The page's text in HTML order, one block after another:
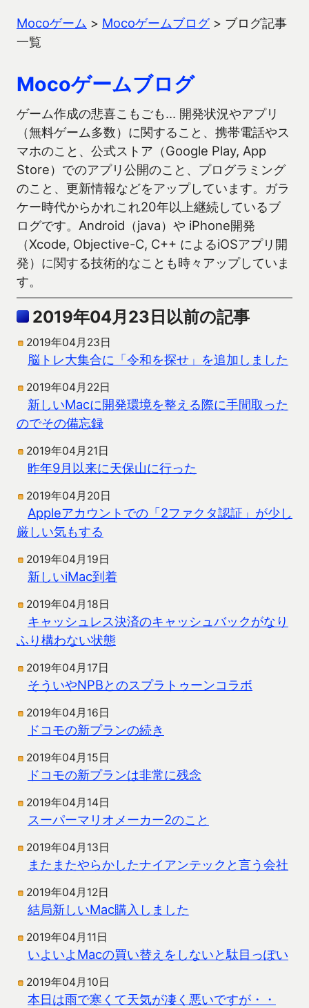
Mocoゲーム > Mocoゲームブログ> ブログ記事
一覧
Mocoゲームブログ
ゲーム作成の悲喜こもごも… 開発状況やアプリ
（無料ゲーム多数）に関すること、携帯電話やス
マホのこと、公式ストア（Google Play, App
Store）でのアプリ公開のこと、プログラミング
のこと、更新情報などをアップしています。ガラ
ケー時代からかれこれ20年以上継続しているブ
ログです。Android（java）や iPhone開発
（Xcode, Objective-C, C++ によるiOSアプリ開
発）に関する技術的なことも時々アップしていま
す。
2019年04月23日以前の記事
2019年04月23日
脳トレ大集合に「令和を探せ」を追加しました
2019年04月22日
新しいMacに開発環境を整える際に手間取った
のでその備忘録
2019年04月21日
昨年9月以来に天保山に行った
2019年04月20日
Appleアカウントでの「2ファクタ認証」が少し
厳しい気もする
2019年04月19日
新しいiMac到着
2019年04月18日
キャッシュレス決済のキャッシュバックがなり
ふり構わない状態
2019年04月17日
そういやNPBとのスプラトゥーンコラボ
2019年04月16日
ドコモの新プランの続き
2019年04月15日
ドコモの新プランは非常に残念
2019年04月14日
スーパーマリオメーカー2のこと
2019年04月13日
またまたやらかしたナイアンテックと言う会社
2019年04月12日
結局新しいMac購入しました
2019年04月11日
いよいよMacの買い替えをしないと駄目っぽい
2019年04月10日
本日は雨で寒くて天気が凄く悪いですが・・